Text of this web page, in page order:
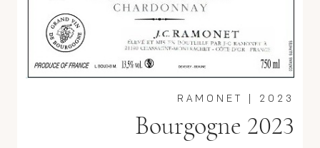
2023
RAMONET
Bourgogne 2023